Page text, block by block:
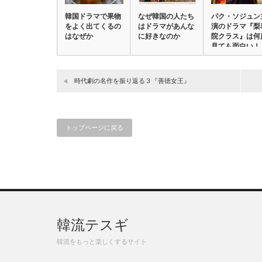
韓国ドラマで果物
をよく出てくるの
はなぜか
なぜ韓国の人たち
はドラマがあんな
に好きなのか
パク・ソジュン
演のドラマ『梨
院クラス』は何
見ても面白い！
時代劇の名作を振り返る３『善徳女王』
トップページに戻る
韓流テスギ
韓流をもっと楽しくするサイト